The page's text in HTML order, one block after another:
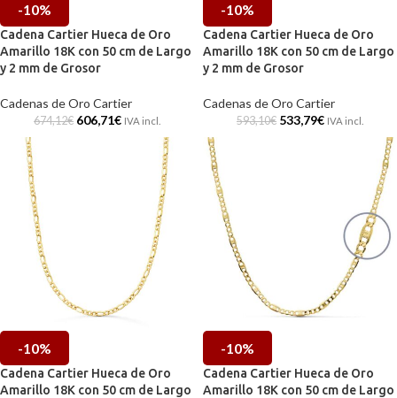
-10%
Cadena Cartier Hueca de Oro
Amarillo 18K con 50 cm de Largo
y 2 mm de Grosor
Cadenas de Oro Cartier
674,12€ 606,71€ IVA incl.
-10%
Cadena Cartier Hueca de Oro
Amarillo 18K con 50 cm de Largo
y 2 mm de Grosor
Cadenas de Oro Cartier
593,10€ 533,79€ IVA incl.
-10%
Cadena Cartier Hueca de Oro
Amarillo 18K con 50 cm de Largo
-10%
Cadena Cartier Hueca de Oro
Amarillo 18K con 50 cm de Largo